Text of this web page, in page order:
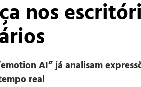
nos
AI” já analisam
real